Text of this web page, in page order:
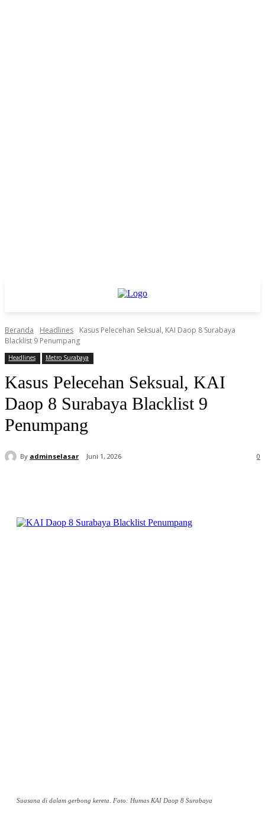
Beranda Headlines
Kasus Pelecehan Seksual, KAI Daop 8 Surabaya
Blacklist 9 Penumpang
Headlines Metro Surabaya
Kasus Pelecehan Seksual, KAI
Daop 8 Surabaya Blacklist 9
Penumpang
By adminselasar Juni 1, 2026 0
Suasana di dalam gerbong kereta. Foto: Humas KAI Daop 8 Surabaya